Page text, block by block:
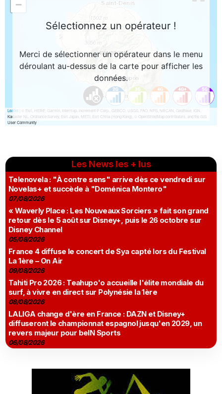
Les News les + lus
Telenovela : "À contre sens" arrive dès ce vendredi sur
Novelas+ et succède à "Doménica Montero"
07/08/2026
« Waverly Place : Les Nouveaux Sorciers » fait son grand
retour dès le 5 août sur Disney+, puis le 26 octobre sur
Disney Channel
05/08/2026
France 4 diffuse le concert de Sya capté lors du Festival
La 1ère – On Air
09/08/2026
Tahiti Pro 2026 : Teahupo'o accueille l'élite mondiale du
surf, à vivre en direct sur Polynésie la 1ère
08/08/2026
LALIGA change d'ère en France : DAZN et Disney+
diffuseront le championnat espagnol jusqu'en 2029, un
revers majeur pour beIN Sports
06/08/2026